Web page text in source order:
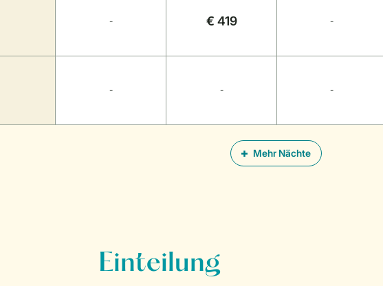
Mehr Nächte
- € 419 -
- - -
Einteilung